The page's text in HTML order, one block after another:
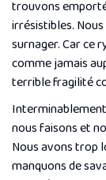
trouvons
irrésistibles.
surnager. Car ce
comme jamais
terrible fragilité
nous faisons et
Nous avons trop
manquons de